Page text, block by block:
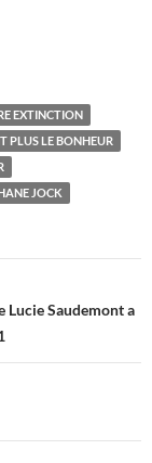
EXTINCTION
PLUS LE BONHEUR
JOCK
Lucie Saudemont a